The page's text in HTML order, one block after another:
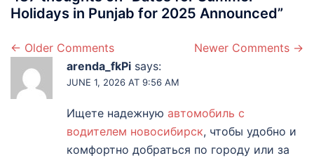
Holidays in Punjab for 2025 Announced”
Comment
navigation
← Older Comments
Newer Comments →
arenda_fkPi says:
JUNE 1, 2026 AT 9:56 AM
Ищете надежную автомобиль с
водителем новосибирск, чтобы удобно и
комфортно добраться по городу или за